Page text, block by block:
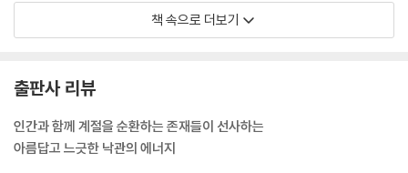
물들 덕분에 나도 용기를 얻었다.
보면 이런 것이야말로 가장 오래갈 마음이 아닐까. 준 것을 특별히 기억하
지 않는 완전한 습관으로서의 돌봄, 혹은 사랑 같은 것 말이다.
---「집사 일기」중에서
책 속으로 더보기
출판사 리뷰
인간과 함께 계절을 순환하는 존재들이 선사하는
아름답고 느긋한 낙관의 에너지